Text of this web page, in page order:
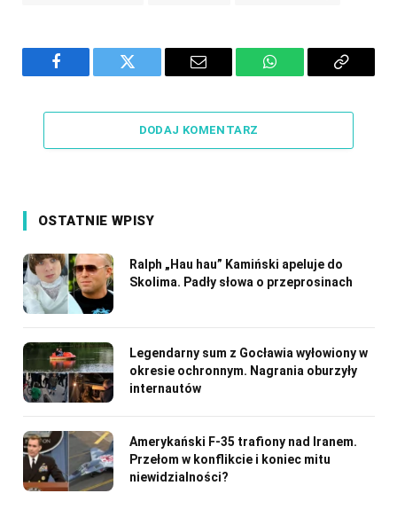
Facebook Twitter Email WhatsAppCopy
DODAJ KOMENTARZ
OSTATNIE WPISY
Ralph „Hau hau” Kamiński apeluje do
Skolima. Padły słowa o przeprosinach
Legendarny sum z Gocławia wyłowiony w
okresie ochronnym. Nagrania oburzyły
internautów
Amerykański F-35 trafiony nad Iranem.
Przełom w konflikcie i koniec mitu
niewidzialności?